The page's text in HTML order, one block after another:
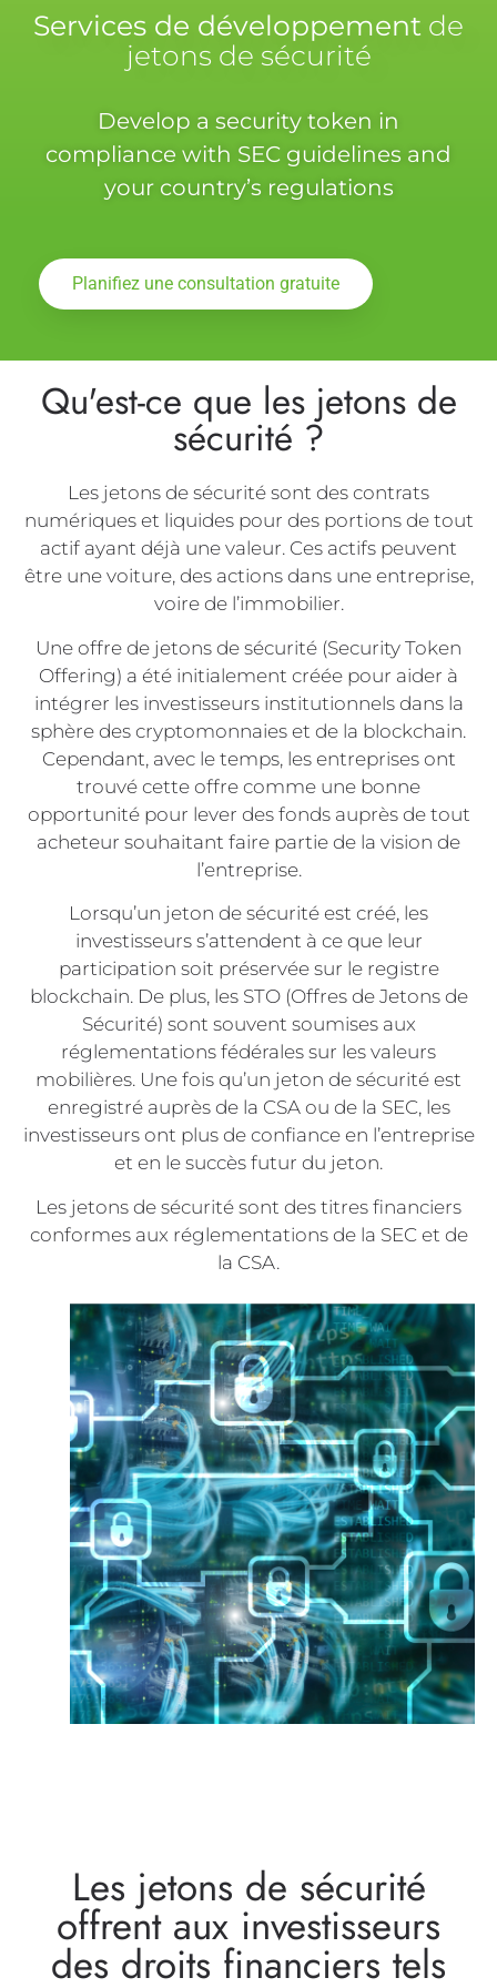
Services de développement de
jetons de sécurité
Develop a security token in
compliance with SEC guidelines and
your country’s regulations
Planifiez une consultation gratuite
Qu'est-ce que les jetons de
sécurité ?
Les jetons de sécurité sont des contrats
numériques et liquides pour des portions de tout
actif ayant déjà une valeur. Ces actifs peuvent
être une voiture, des actions dans une entreprise,
voire de l’immobilier.
Une offre de jetons de sécurité (Security Token
Offering) a été initialement créée pour aider à
intégrer les investisseurs institutionnels dans la
sphère des cryptomonnaies et de la blockchain.
Cependant, avec le temps, les entreprises ont
trouvé cette offre comme une bonne
opportunité pour lever des fonds auprès de tout
acheteur souhaitant faire partie de la vision de
l’entreprise.
Lorsqu’un jeton de sécurité est créé, les
investisseurs s’attendent à ce que leur
participation soit préservée sur le registre
blockchain. De plus, les STO (Offres de Jetons de
Sécurité) sont souvent soumises aux
réglementations fédérales sur les valeurs
mobilières. Une fois qu’un jeton de sécurité est
enregistré auprès de la CSA ou de la SEC, les
investisseurs ont plus de confiance en l’entreprise
et en le succès futur du jeton.
Les jetons de sécurité sont des titres financiers
conformes aux réglementations de la SEC et de
la CSA.
Les jetons de sécurité
offrent aux investisseurs
des droits financiers tels